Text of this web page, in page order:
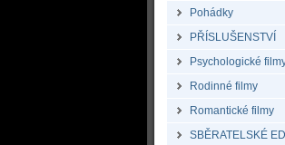
Pohádky
PŘÍSLUŠENSTVÍ
Psychologické
Rodinné filmy
Romantické filmy
SBĚRATELSKÉ